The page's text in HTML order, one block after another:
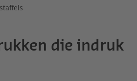
die indruk